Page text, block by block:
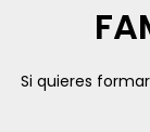
Si quieres